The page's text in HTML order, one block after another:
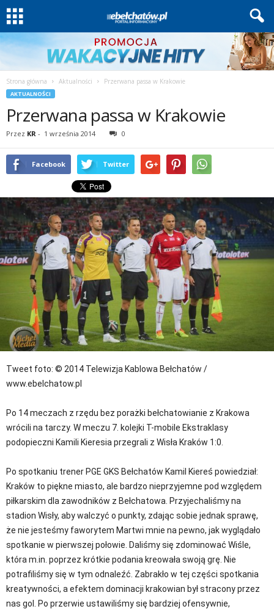
Strona główna Aktualności Przerwana passa w Krakowie
AKTUALNOŚCI
Przerwana passa w Krakowie
Przez KR - 1 września 2014 0
Facebook Twitter
Tweet foto: © 2014 Telewizja Kablowa Bełchatów /
www.ebelchatow.pl
Po 14 meczach z rzędu bez porażki bełchatowianie z Krakowa
wrócili na tarczy. W meczu 7. kolejki T-mobile Ekstraklasy
podopieczni Kamili Kieresia przegrali z Wisła Kraków 1:0.
Po spotkaniu trener PGE GKS Bełchatów Kamil Kiereś powiedział:
Kraków to piękne miasto, ale bardzo nieprzyjemne pod względem
piłkarskim dla zawodników z Bełchatowa. Przyjechaliśmy na
stadion Wisły, aby walczyć o punkty, zdając sobie jednak sprawę,
że nie jesteśmy faworytem Martwi mnie na pewno, jak wyglądało
spotkanie w pierwszej połowie. Daliśmy się zdominować Wiśle,
która m.in. poprzez krótkie podania kreowała swoją grę. Nie
potrafiliśmy się w tym odnaleźć. Zabrakło w tej części spotkania
kreatywności, a efektem dominacji krakowian był stracony przez
nas gol. Po przerwie ustawiliśmy się bardziej ofensywnie,